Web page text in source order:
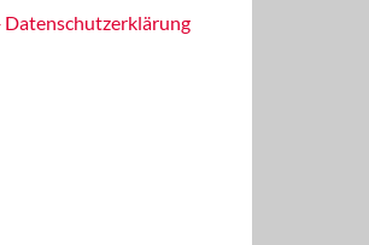
Datenschutzerklärung